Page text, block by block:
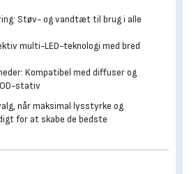
Støv- og vandtæt til brug i alle
multi-LED-teknologi med bred
Kompatibel med diffuser og
stativ
når maksimal lysstyrke og
for at skabe de bedste